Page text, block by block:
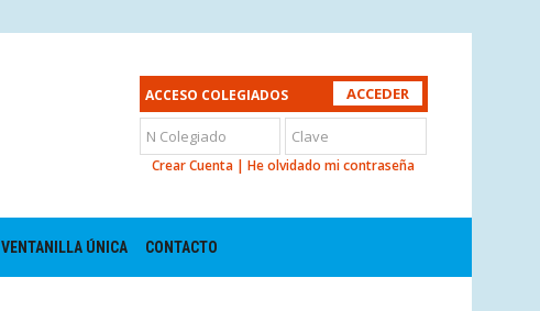
ACCESO COLEGIADOS
Crear Cuenta |He olvidado mi contraseña
VENTANILLA ÚNICA CONTACTO